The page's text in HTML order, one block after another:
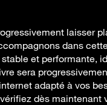
laisser
dans
et performante,
sera
adapté à vos
dès maintenant